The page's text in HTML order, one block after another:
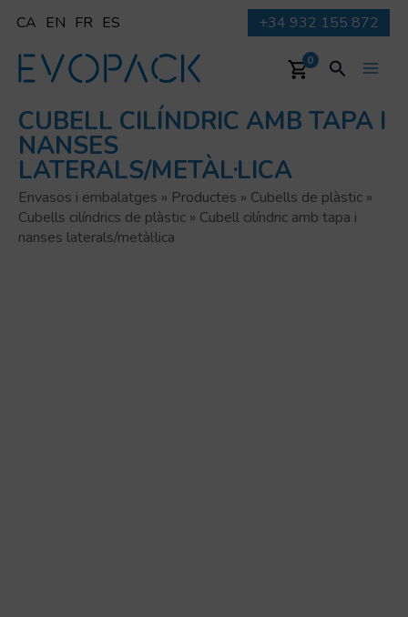
contingut
CA EN FR ES +34 932 155 872
0 Cerca
CUBELL CILÍNDRIC AMB TAPA I
NANSES
LATERALS/METÀL·LICA
Envasos i embalatges » Productes » Cubells de plàstic »
Cubells cilí­ndrics de plàstic » Cubell cilíndric amb tapa i
nanses laterals/metàl·lica